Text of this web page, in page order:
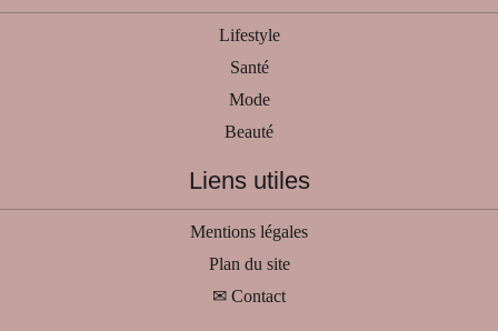
Lifestyle
Santé
Mode
Beauté
Liens utiles
Mentions légales
Plan du site
✉ Contact